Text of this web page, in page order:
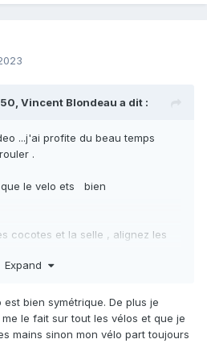
Vincent Blondeau a dit :
...j'ai profite du beau temps
.
que le velo ets bien
cocotes et la selle , alignez les
il va " tirer d'n coté " et peut etre
position pour ré équilibrer le
Expand
bien symétrique. De plus je
le fait sur tout les vélos et que je
mains sinon mon vélo part toujours